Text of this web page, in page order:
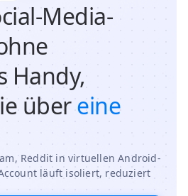
Media-
Handy,
übereine
Reddit in virtuellen Android-
läuft isoliert, reduziert